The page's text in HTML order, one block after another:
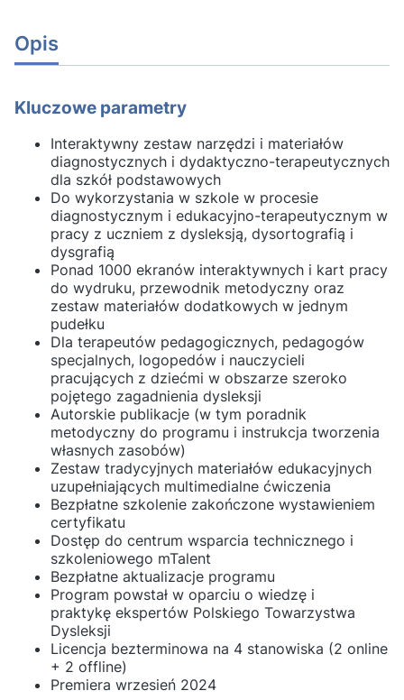
Opis
Kluczowe parametry
Interaktywny zestaw narzędzi i materiałów
diagnostycznych i dydaktyczno-terapeutycznych
dla szkół podstawowych
Do wykorzystania w szkole w procesie
diagnostycznym i edukacyjno-terapeutycznym w
pracy z uczniem z dysleksją, dysortografią i
dysgrafią
Ponad 1000 ekranów interaktywnych i kart pracy
do wydruku, przewodnik metodyczny oraz
zestaw materiałów dodatkowych w jednym
pudełku
Dla terapeutów pedagogicznych, pedagogów
specjalnych, logopedów i nauczycieli
pracujących z dziećmi w obszarze szeroko
pojętego zagadnienia dysleksji
Autorskie publikacje (w tym poradnik
metodyczny do programu i instrukcja tworzenia
własnych zasobów)
Zestaw tradycyjnych materiałów edukacyjnych
uzupełniających multimedialne ćwiczenia
Bezpłatne szkolenie zakończone wystawieniem
certyfikatu
Dostęp do centrum wsparcia technicznego i
szkoleniowego mTalent
Bezpłatne aktualizacje programu
Program powstał w oparciu o wiedzę i
praktykę ekspertów Polskiego Towarzystwa
Dysleksji
Licencja bezterminowa na 4 stanowiska (2 online
+ 2 offline)
Premiera wrzesień 2024